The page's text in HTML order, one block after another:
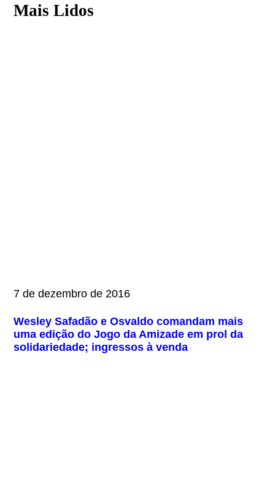
Mais Lidos
7 de dezembro de 2016
Wesley Safadão e Osvaldo comandam mais
uma edição do Jogo da Amizade em prol da
solidariedade; ingressos à venda